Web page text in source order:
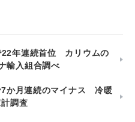
22年連続首位 カリウムの
輸入組合調べ
7か月連続のマイナス 冷暖
調査